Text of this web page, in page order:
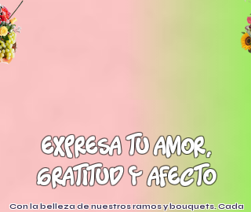
expresa tu amor,
gratitud y afecto
Con la belleza de nuestros ramos y bouquets. Cada